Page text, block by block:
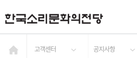
고객센터 공지사항